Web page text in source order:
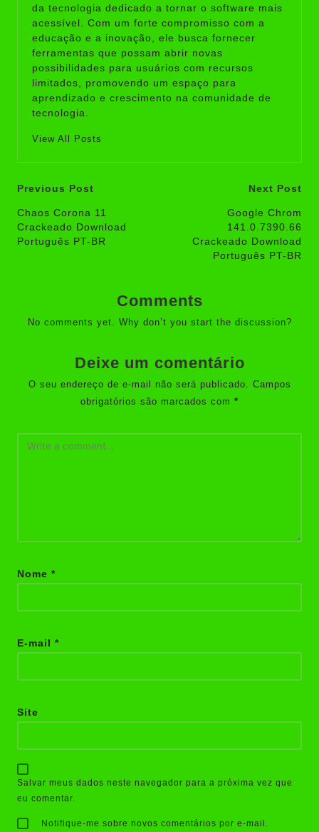
da tecnologia dedicado a tornar o software mais
acessível. Com um forte compromisso com a
educação e a inovação, ele busca fornecer
ferramentas que possam abrir novas
possibilidades para usuários com recursos
limitados, promovendo um espaço para
aprendizado e crescimento na comunidade de
tecnologia.
View All Posts
Post
navigation
Previous Post
Chaos Corona 11
Crackeado Download
Português PT-BR
Next Post
Google Chrom
141.0.7390.66
Crackeado Download
Português PT-BR
Comments
No comments yet. Why don’t you start the discussion?
Deixe um comentário
O seu endereço de e-mail não será publicado.
Campos
obrigatórios são marcados com *
Nome *
E-mail *
Site
Salvar meus dados neste navegador para a próxima vez que
eu comentar.
Notifique-me sobre novos comentários por e-mail.